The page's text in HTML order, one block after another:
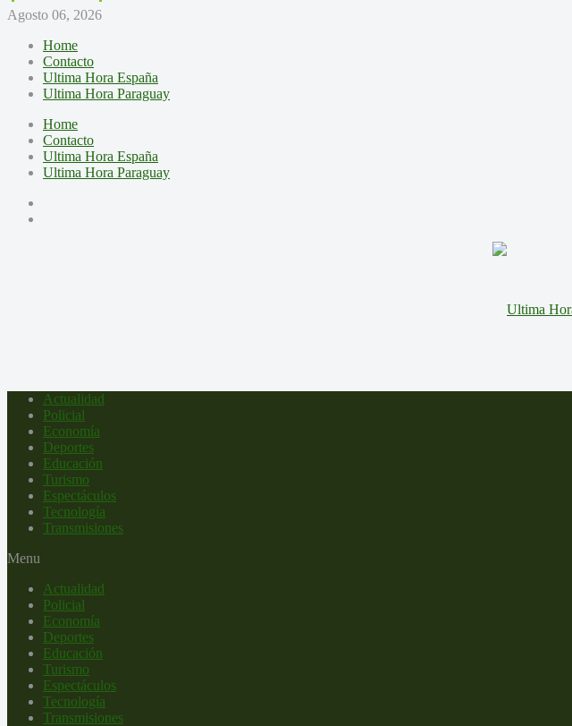
Agosto 06, 2026
Home
Contacto
Ultima Hora España
Ultima Hora Paraguay
Home
Contacto
Ultima Hora España
Ultima Hora Paraguay
Actualidad
Policial
Economía
Deportes
Educación
Turismo
Espectáculos
Tecnología
Transmisiones
Menu
Actualidad
Policial
Economía
Deportes
Educación
Turismo
Espectáculos
Tecnología
Transmisiones